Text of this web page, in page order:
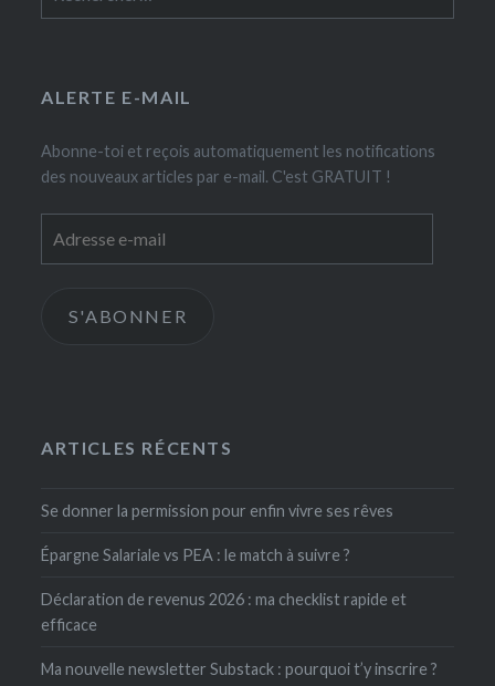
ALERTE E-MAIL
Abonne-toi et reçois automatiquement les notifications
des nouveaux articles par e-mail. C'est GRATUIT !
e-
S'ABONNER
ARTICLES RÉCENTS
Se donner la permission pour enfin vivre ses rêves
Épargne Salariale vs PEA : le match à suivre ?
Déclaration de revenus 2026 : ma checklist rapide et
efficace
Ma nouvelle newsletter Substack : pourquoi t’y inscrire ?